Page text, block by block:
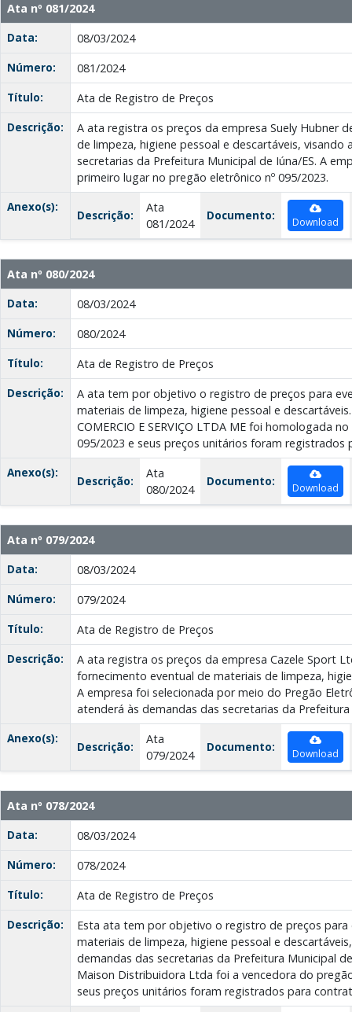
Ata nº 081/2024
Data:
08/03/2024
Número:
081/2024
Título:
Ata de Registro de Preços
Descrição:
A ata registra os preços da empresa Suely Hubner
de limpeza, higiene pessoal e descartáveis, visando
secretarias da Prefeitura Municipal de Iúna/ES. A
primeiro lugar no pregão eletrônico nº 095/2023.
Anexo(s):
Descrição:
Ata
081/2024
Documento: Download
Ata nº 080/2024
Data:
08/03/2024
Número:
080/2024
Título:
Ata de Registro de Preços
Descrição:
A ata tem por objetivo o registro de preços para
materiais de limpeza, higiene pessoal e
COMERCIO E SERVIÇO LTDA ME foi homologada
095/2023 e seus preços unitários foram registrados
Anexo(s):
Descrição:
Ata
080/2024
Documento: Download
Ata nº 079/2024
Data:
08/03/2024
Número:
079/2024
Título:
Ata de Registro de Preços
Descrição:
A ata registra os preços da empresa Cazele Sport
fornecimento eventual de materiais de limpeza,
A empresa foi selecionada por meio do Pregão
atenderá às demandas das secretarias da
Anexo(s):
Descrição:
Ata
079/2024
Documento: Download
Ata nº 078/2024
Data:
08/03/2024
Número:
078/2024
Título:
Ata de Registro de Preços
Descrição:
Esta ata tem por objetivo o registro de preços para
materiais de limpeza, higiene pessoal e
demandas das secretarias da Prefeitura Municipal
Maison Distribuidora Ltda foi a vencedora do
seus preços unitários foram registrados para